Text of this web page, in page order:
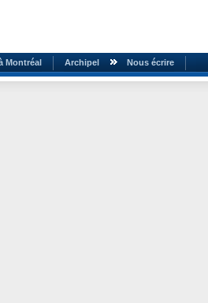
Montréal Archipel Nous écrire